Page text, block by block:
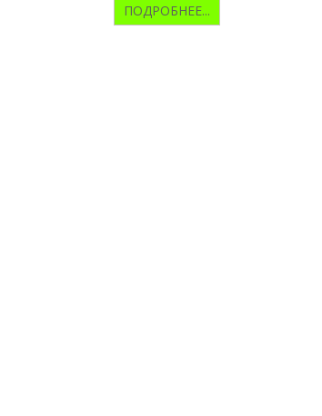
ПОДРОБНЕЕ...